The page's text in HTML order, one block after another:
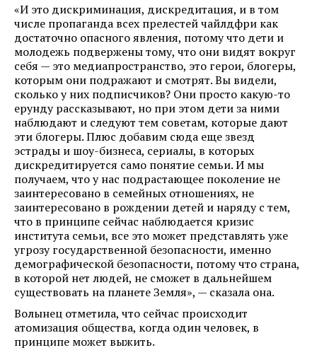
«И это дискриминация, дискредитация, и в том
числе пропаганда всех прелестей чайлдфри как
достаточно опасного явления, потому что дети и
молодежь подвержены тому, что они видят вокруг
себя — это медиапространство, это герои, блогеры,
которым они подражают и смотрят. Вы видели,
сколько у них подписчиков? Они просто какую-то
ерунду рассказывают, но при этом дети за ними
наблюдают и следуют тем советам, которые дают
эти блогеры. Плюс добавим сюда еще звезд
эстрады и шоу-бизнеса, сериалы, в которых
дискредитируется само понятие семьи. И мы
получаем, что у нас подрастающее поколение не
заинтересовано в семейных отношениях, не
заинтересовано в рождении детей и наряду с тем,
что в принципе сейчас наблюдается кризис
института семьи, все это может представлять уже
угрозу государственной безопасности, именно
демографической безопасности, потому что страна,
в которой нет людей, не сможет в дальнейшем
существовать на планете Земля», — сказала она.
Волынец отметила, что сейчас происходит
атомизация общества, когда один человек, в
принципе может выжить.